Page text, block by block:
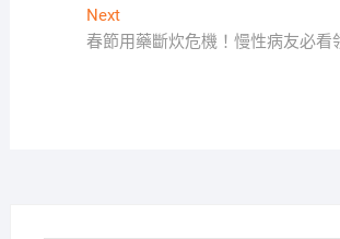
NextNext
post:
春節用藥斷炊危機！慢性病友必看